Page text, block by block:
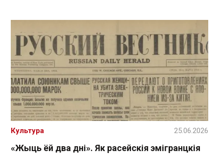
«Жыць ёй два дні». Як расейскія эмігранцкія
Культура 25.06.2026